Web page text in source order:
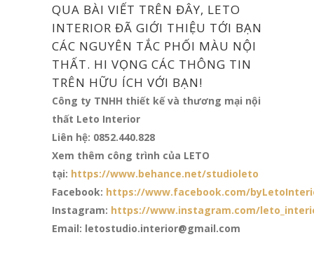
QUA BÀI VIẾT TRÊN ĐÂY, LETO
INTERIOR ĐÃ GIỚI THIỆU TỚI BẠN
CÁC NGUYÊN TẮC PHỐI MÀU NỘI
THẤT. HI VỌNG CÁC THÔNG TIN
TRÊN HỮU ÍCH VỚI BẠN!
Công ty TNHH thiết kế và thương mại nội
thất Leto Interior
Liên hệ: 0852.440.828
Xem thêm công trình của LETO
tại: https://www.behance.net/studioleto
Facebook: https://www.facebook.com/
Instagram: https://www.instagram.com/
Email: letostudio.interior@gmail.com